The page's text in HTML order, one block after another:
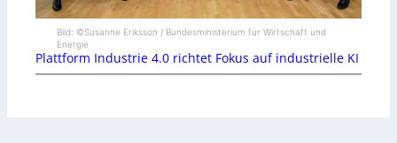
Bild: ©Susanne Eriksson / Bundesministerium für Wirtschaft und
Energie
Plattform Industrie 4.0 richtet Fokus auf industrielle KI